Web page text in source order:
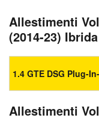
Allestimenti
(2014-23)
1.4 GTE DSG Plug-
Allestimenti